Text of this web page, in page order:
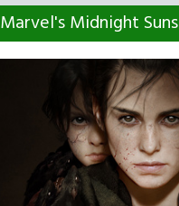
Marvel's Midnight Suns